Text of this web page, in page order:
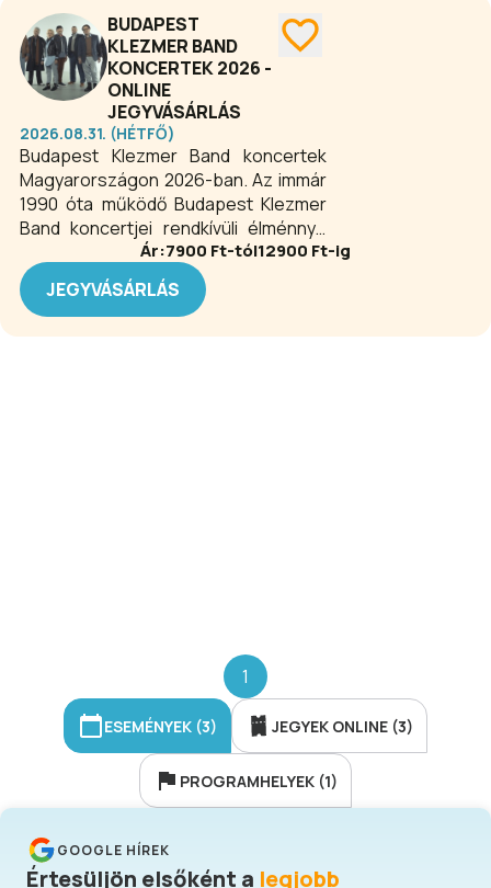
Szovjetunióban megjelent műve, a
Zsidó hangszeres népzene, továbbá
az irodalom és idős zenészek szóbeli
közlései, interjúk.
BUDAPEST
KLEZMER BAND
KONCERTEK 2026 -
ONLINE
JEGYVÁSÁRLÁS
2026.08.31. (HÉTFŐ)
Budapest Klezmer Band koncertek
Magyarországon 2026-ban. Az immár
1990 óta működő Budapest Klezmer
Band koncertjei rendkívüli élménnyé
teszik a tradicionális zsidó zenét. Egy
Budapest Klezmer Band koncert
elmaradhatatlan elemei a zenei
átiratok, amelyeket az együttes
Ár:7900 Ft-tól12900 Ft-ig
JEGYVÁSÁRLÁS
1
ESEMÉNYEK (3) JEGYEK ONLINE (3)
PROGRAMHELYEK (1)
GOOGLE HÍREK
Értesüljön elsőként a legjobb